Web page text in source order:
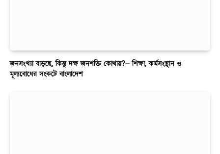
জনসংখ্যা বাড়ছে, কিন্তু দক্ষ জনশক্তি কোথায়?— শিক্ষা, কর্মসংস্থান ও
মূল্যবোধের সংকটে বাংলাদেশ